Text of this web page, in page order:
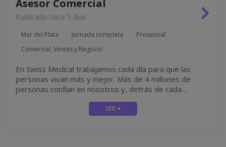
Asesor Comercial
Publicado hace 5 días
Mar del Plata Jornada completa
Presencial
Comercial, Ventas y Negocio
En Swiss Medical trabajamos cada día para que las
personas vivan más y mejor. Más de 4 millones de
personas confían en nosotros y, detrás de cada
historia, hay un equipo de más de 16.500
colaboradores que elige todos los días cuidar,...